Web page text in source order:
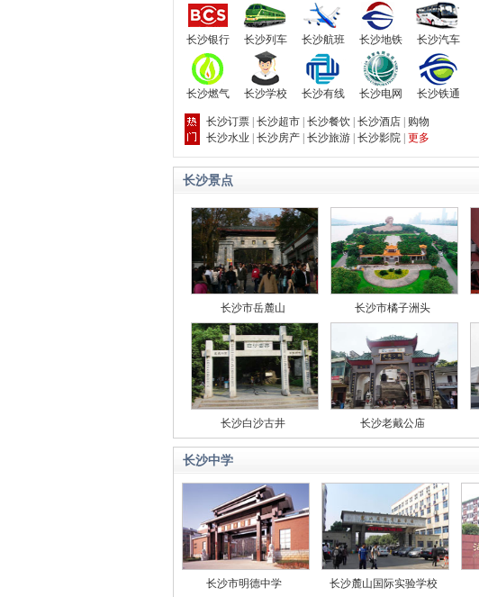
长沙银行 长沙列车 长沙航班 长沙地铁 长沙汽车
长沙燃气 长沙学校 长沙有线 长沙电网 长沙铁通
长沙订票 长沙超市 长沙餐饮 长沙酒店
购物
长沙水业
长沙房产 长沙旅游 长沙影院 更多
长沙景点
长沙市岳麓山 长沙市橘子洲头
长沙白沙古井 长沙老戴公庙
长沙中学
长沙市明德中学 长沙麓山国际实验学校